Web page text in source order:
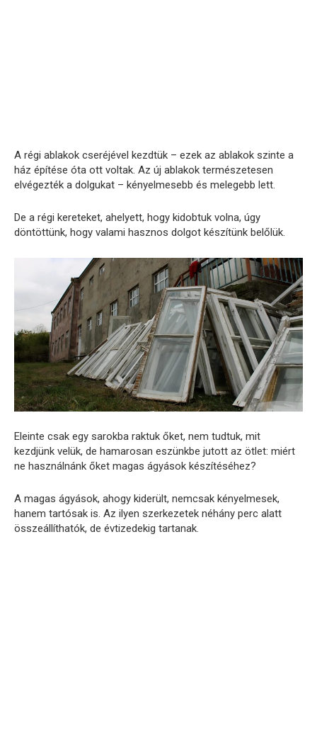
A régi ablakok cseréjével kezdtük – ezek az ablakok szinte a
ház építése óta ott voltak. Az új ablakok természetesen
elvégezték a dolgukat – kényelmesebb és melegebb lett.
De a régi kereteket, ahelyett, hogy kidobtuk volna, úgy
döntöttünk, hogy valami hasznos dolgot készítünk belőlük.
Eleinte csak egy sarokba raktuk őket, nem tudtuk, mit
kezdjünk velük, de hamarosan eszünkbe jutott az ötlet: miért
ne használnánk őket magas ágyások készítéséhez?
A magas ágyások, ahogy kiderült, nemcsak kényelmesek,
hanem tartósak is. Az ilyen szerkezetek néhány perc alatt
összeállíthatók, de évtizedekig tartanak.